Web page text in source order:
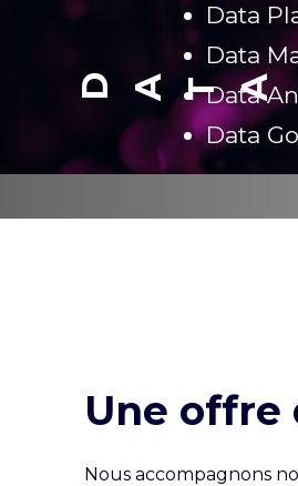
DA T A
Data
Data
Data
Data
Une offre
Nous accompagnons